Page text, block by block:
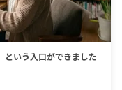
という入口ができました